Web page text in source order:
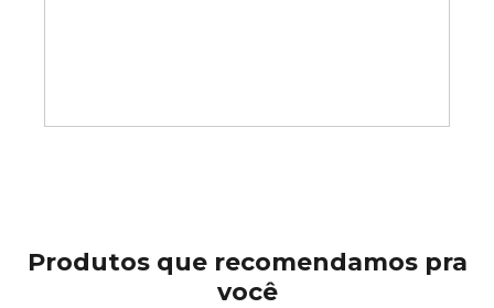
Produtos que recomendamos pra
você